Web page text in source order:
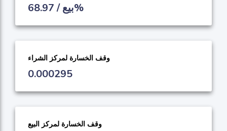
بيع / 68.97%
وقف الخسارة لمركز الشراء
0.000295
وقف الخسارة لمركز البيع